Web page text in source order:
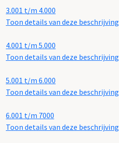
3.001 t/m 4.000
Toon details van deze beschrijving
4.001 t/m 5.000
Toon details van deze beschrijving
5.001 t/m 6.000
Toon details van deze beschrijving
6.001 t/m 7000
Toon details van deze beschrijving